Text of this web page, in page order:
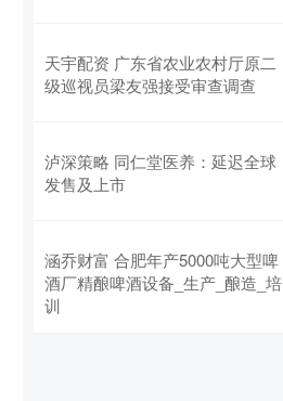
天宇配资 广东省农业农村厅原二
级巡视员梁友强接受审查调查
泸深策略 同仁堂医养：延迟全球
发售及上市
涵乔财富 合肥年产5000吨大型啤
酒厂精酿啤酒设备_生产_酿造_培
训